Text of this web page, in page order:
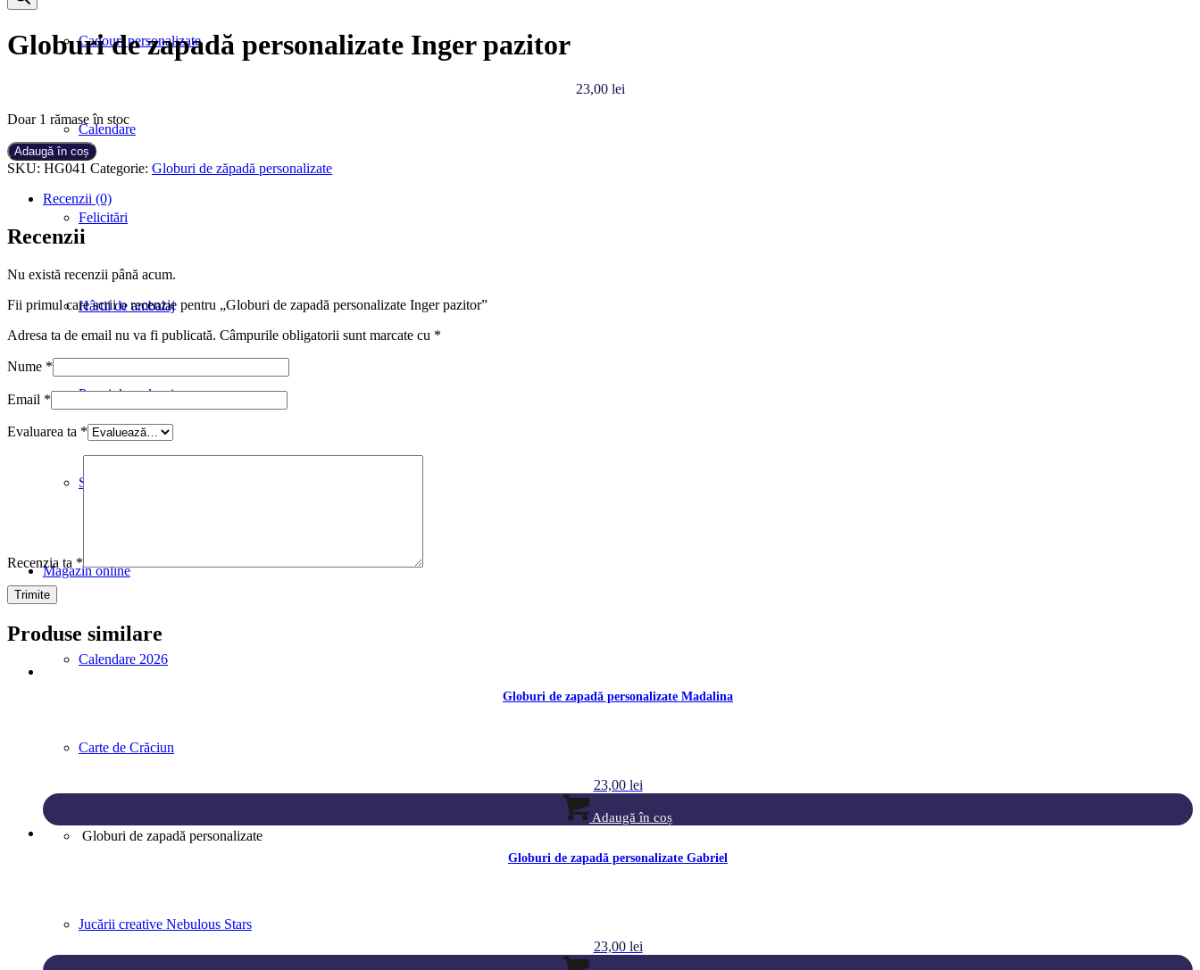
Cadouri personalizate
Calendare
Felicitări
Hârtii de ambalaj
Pungi de cadouri
Stative
Magazin online
Calendare 2026
Carte de Crăciun
Globuri de zapadă personalizate
Jucării creative Nebulous Stars
Globuri de zapadă personalizate Inger pazitor
23,00 lei
Doar 1 rămase în stoc
Cantitate
Globuri
zapadă
personalizate
Inger
pazitor
Adaugă în coș
SKU: HG041 Categorie: Globuri de zăpadă personalizate
Recenzii (0)
Recenzii
Nu există recenzii până acum.
Fii primul care scrii o recenzie pentru „Globuri de zapadă personalizate Inger pazitor”
Adresa ta de email nu va fi publicată. Câmpurile obligatorii sunt marcate cu *
Nume *
Email *
Evaluarea ta *
Recenzia ta *
Produse similare
Globuri de zapadă personalizate Madalina
23,00 lei
Adaugă în coș
Globuri de zapadă personalizate Gabriel
23,00 lei